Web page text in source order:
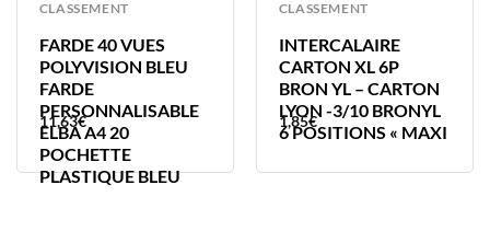
CLASSEMENT
FARDE 40 VUES
POLYVISION BLEU
FARDE
PERSONNALISABLE
ELBA A4 20
POCHETTE
PLASTIQUE BLEU
11,63€
CLASSEMENT
INTERCALAIRE
CARTON XL 6P
BRON YL – CARTON
LYON -3/10 BRONYL
6 POSITIONS « MAXI
1,85€